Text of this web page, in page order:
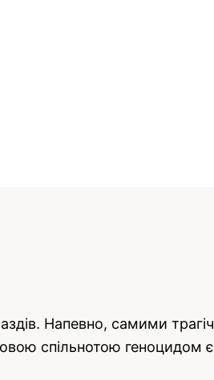
Напевно, самими
спільнотою геноцидом